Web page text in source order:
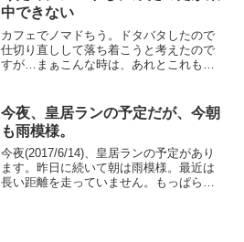
中できない
カフェでノマドちう。ドタバタしたので
仕切り直しして落ち着こうと考えたので
すが…まぁこんな時は、あれとこれもと
としよう。イレギュラーな出来事だった
のだから進んだ事がある事...
今夜、皇居ランの予定だが、今朝
も雨模様。
今夜(2017/6/14)、皇居ランの予定があり
ます。昨日に続いて朝は雨模様。最近は
長い距離を走っていません。もっぱら